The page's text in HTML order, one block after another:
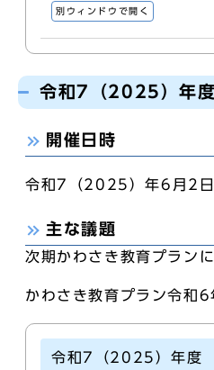
別ウィンドウで開く
令和7（2025）年
開催日時
令和7（2025）年6月2
主な議題
次期かわさき教育プラン
かわさき教育プラン令和
令和7（2025）年度